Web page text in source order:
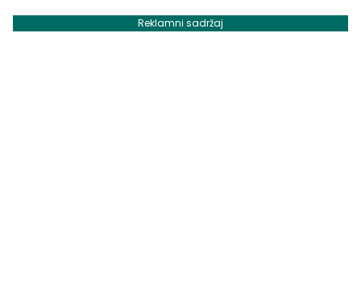
Reklamni sadržaj